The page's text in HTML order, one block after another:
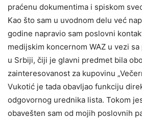
praćenu dokumentima i spiskom
Kao što sam u uvodnom delu već
godine napravio sam poslovni
medijskim koncernom WAZ u vezi
u Srbiji, čiji je glavni predmet bila
zainteresovanost za kupovinu
Vukotić je tada obavljao funkciju
odgovornog urednika lista. Tokom
obavešten sam od mojih poslovnih